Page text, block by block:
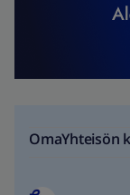
OmaYhteisön